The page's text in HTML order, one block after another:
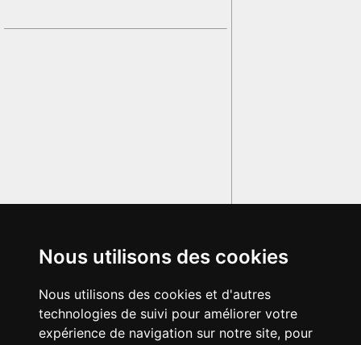
Nous utilisons des cookies
Nous utilisons des cookies et d'autres
technologies de suivi pour améliorer votre
expérience de navigation sur notre site, pour